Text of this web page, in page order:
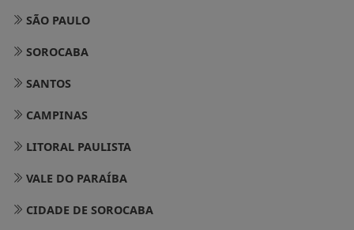
SÃO PAULO
SOROCABA
SANTOS
CAMPINAS
LITORAL PAULISTA
VALE DO PARAÍBA
CIDADE DE SOROCABA